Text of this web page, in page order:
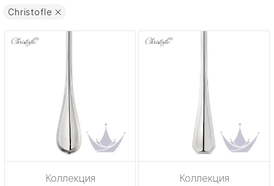
Christofle
Коллекция Коллекция